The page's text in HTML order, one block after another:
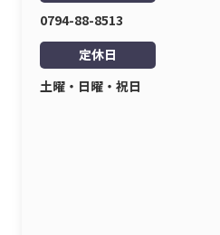
0794-88-8513
定休日
土曜・日曜・祝日